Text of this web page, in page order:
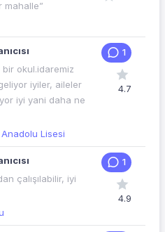
mahalle”
okul.idaremiz
iyiler, aileler
iyi yani daha ne
Lisesi
1
4.7
çalışılabilir, iyi
1
4.9